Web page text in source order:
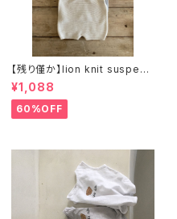
【残り僅か】lion knit suspend
ers
¥1,088
60%OFF